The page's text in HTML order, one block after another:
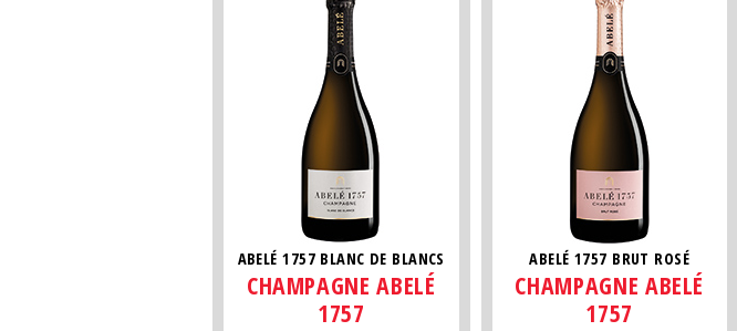
ABELÉ 1757 BLANC DE BLANCS
CHAMPAGNE ABELÉ
1757
ABELÉ 1757 BRUT ROSÉ
CHAMPAGNE ABELÉ
1757